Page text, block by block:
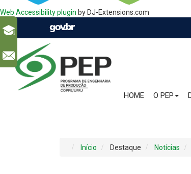
Web Accessibility plugin by DJ-Extensions.com
HOME O PEP
Início Destaque Notícias